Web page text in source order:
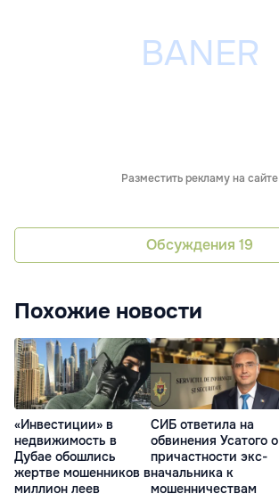
Разместить рекламу на сайте
Обсуждения 19
Похожие новости
«Инвестиции» в
недвижимость в
Дубае обошлись
жертве мошенников в
миллион леев
СИБ ответила на
обвинения Усатого о
причастности экс-
начальника к
мошенничествам